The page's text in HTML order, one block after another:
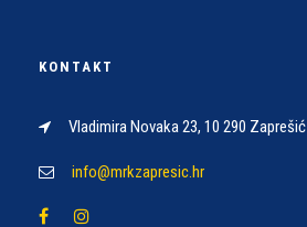
KONTAKT
Vladimira Novaka 23, 10 290 Zaprešić
info@mrkzapresic.hr